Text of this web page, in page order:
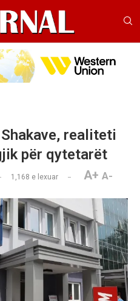
realiteti
për qytetarët
1,168 e lexuar A+ A-